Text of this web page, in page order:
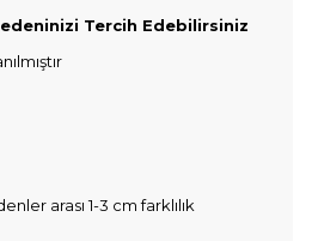
Tercih Edebilirsiniz
arası 1-3 cm farklılık